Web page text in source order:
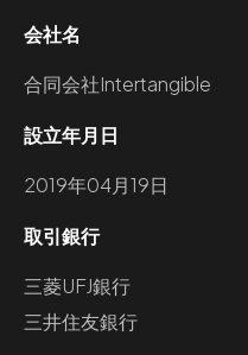
会社名
合同会社Intertangible
設立年月日
2019年04月19日
取引銀行
三菱UFJ銀行
三井住友銀行